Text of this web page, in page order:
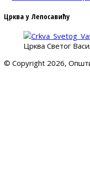
Црква у Лепосавићу
Црква Светог
© Copyright 2026,